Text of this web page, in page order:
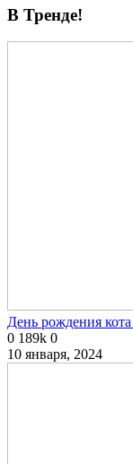
В Тренде!
День рождения
0 189k 0
10 января, 2024